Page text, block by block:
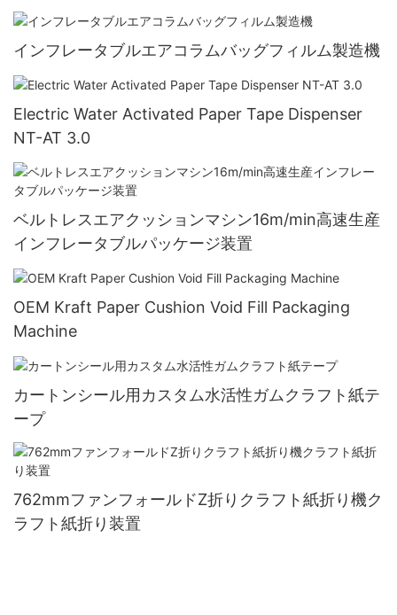
インフレータブルエアコラムバッグフィルム製造機
Electric Water Activated Paper Tape Dispenser
NT-AT 3.0
ベルトレスエアクッションマシン16m/min高速生産
インフレータブルパッケージ装置
OEM Kraft Paper Cushion Void Fill Packaging
Machine
カートンシール用カスタム水活性ガムクラフト紙テ
ープ
762mmファンフォールドZ折りクラフト紙折り機ク
ラフト紙折り装置